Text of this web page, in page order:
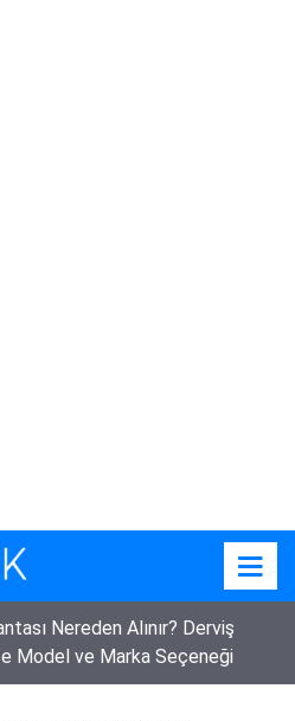
Nereden Alınır? Derviş
Model ve Marka Seçeneği